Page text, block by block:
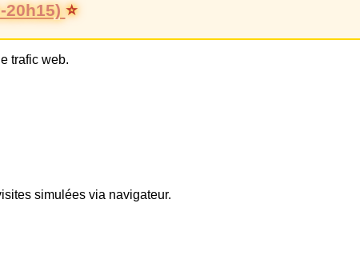
20h15)⭐
trafic web.
simulées via navigateur.